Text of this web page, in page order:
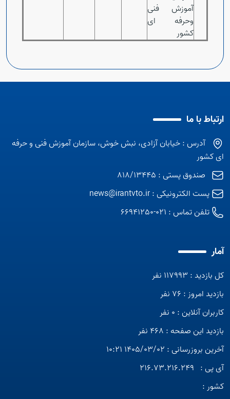
آموزش فنی
وحرفه ای
کشور
ارتباط با ما
آدرس : خیابان آزادی، نبش خوش، سازمان آموزش فنی و حرفه
ای کشور
صندوق پستی : 818/13445
پست الکترونیکی :news@irantvto.ir
تلفن تماس : 021-66941250
آمار
کل بازدید : 117993 نفر
بازدید امروز : 76 نفر
کاربران آنلاین : 0 نفر
بازدید این صفحه : 468 نفر
آخرین بروزرسانی : 1405/03/02 10:21
آی پی : 216.73.216.249
کشور :